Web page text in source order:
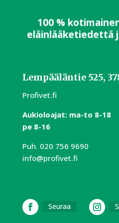
100 %
eläinlääketiedettä
Lempääläntie 525,
Profivet.fi
Aukioloajat: ma-to 8-18
pe 8-16
Puh. 020 756 9690
info@profivet.fi
Seuraa